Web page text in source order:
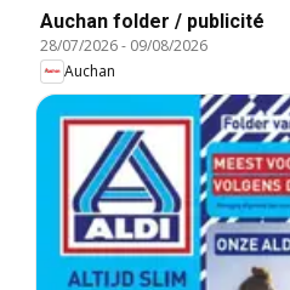
Auchan folder / publicité
28/07/2026- 09/08/2026
Auchan